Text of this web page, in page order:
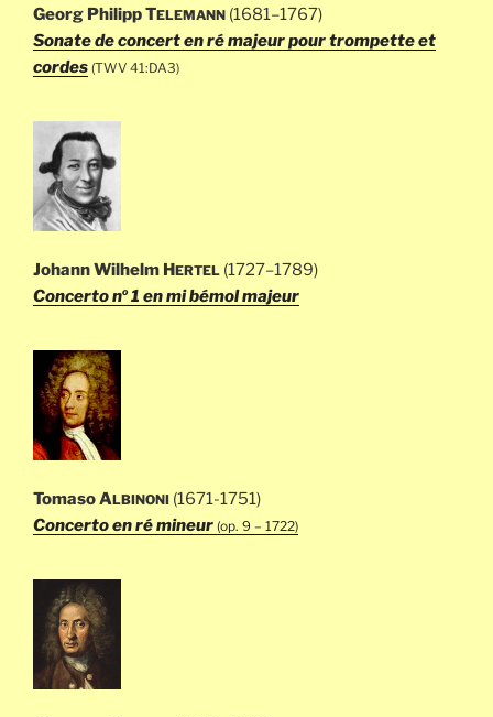
Georg Philipp TELEMANN (1681–1767)
Sonate de concert en ré majeur pour trompette et
cordes (TWV 41:DA3)
Johann Wilhelm HERTEL (1727–1789)
Concerto no1 en mi bémol majeur
Tomaso ALBINONI (1671-1751)
Concerto en ré mineur (op. 9 – 1722)